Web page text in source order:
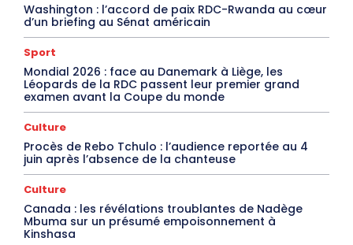
Washington : l’accord de paix RDC-Rwanda au cœur
d’un briefing au Sénat américain
Sport
Mondial 2026 : face au Danemark à Liège, les
Léopards de la RDC passent leur premier grand
examen avant la Coupe du monde
Culture
Procès de Rebo Tchulo : l’audience reportée au 4
juin après l’absence de la chanteuse
Culture
Canada : les révélations troublantes de Nadège
Mbuma sur un présumé empoisonnement à
Kinshasa